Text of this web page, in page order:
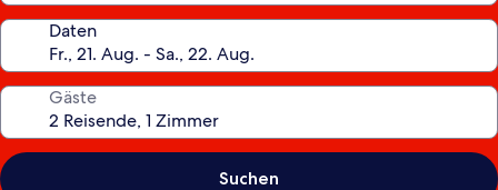
Daten
Gäste
Suchen